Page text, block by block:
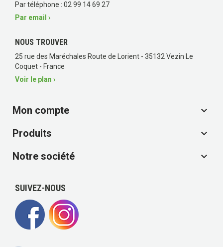
Par téléphone : 02 99 14 69 27
Par email ›
NOUS TROUVER
25 rue des Maréchales Route de Lorient - 35132 Vezin Le
Coquet - France
Voir le plan ›
Mon compte

Produits

Notre société

SUIVEZ-NOUS